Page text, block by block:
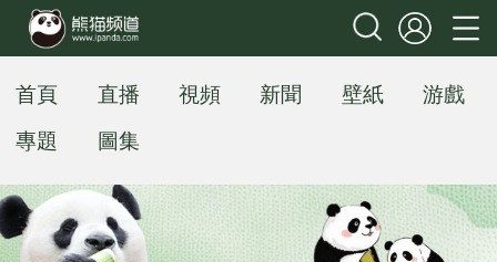
首頁 直播 視頻 新聞 壁紙 游戲
專題 圖集